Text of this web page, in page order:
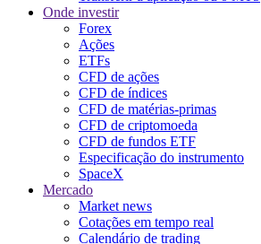
Onde investir
Forex
Ações
ETFs
CFD de ações
CFD de índices
CFD de matérias-primas
CFD de criptomoeda
CFD de fundos ETF
Especificação do instrumento
SpaceX
Mercado
Market news
Cotações em tempo real
Calendário de trading